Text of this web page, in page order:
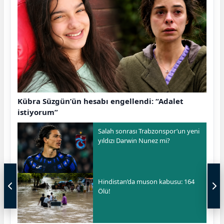
Kübra Süzgün’ün hesabı engellendi: “Adalet
istiyorum”
Salah sonrası Trabzonspor’un yeni
yıldızı Darwin Nunez mi?
Hindistan’da muson kabusu: 164
Ölü!